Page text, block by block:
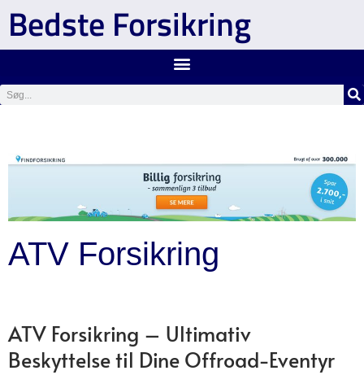
Bedste Forsikring
ATV Forsikring
ATV Forsikring – Ultimativ
Beskyttelse til Dine Offroad-Eventyr